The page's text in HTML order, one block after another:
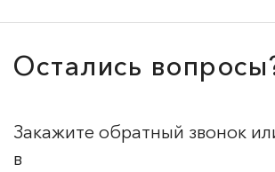
Остались
Закажите обратный звонок
в